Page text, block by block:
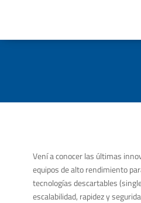
Vení a conocer las últimas
equipos de alto rendimiento
tecnologías descartables
escalabilidad, rapidez y